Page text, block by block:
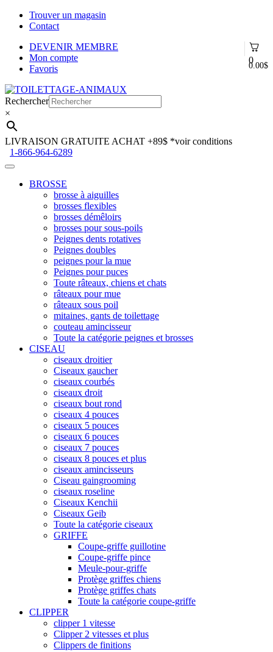
Trouver un magasin
Contact
0
0.00$
DEVENIR MEMBRE
Mon compte
Favoris
Aller
à
la
navigation
Aller
au
contenu
Rechercher
×
LIVRAISON GRATUITE ACHAT +89$ *voir conditions
1-866-964-6289
BROSSE
brosse à aiguilles
brosses flexibles
brosses démêloirs
brosses pour sous-poils
Peignes dents rotatives
Peignes doubles
peignes pour la mue
Peignes pour puces
Toute râteaux, chiens et chats
râteaux pour mue
râteaux sous poil
mitaines, gants de toilettage
couteau amincisseur
Toute la catégorie peignes et brosses
CISEAU
ciseaux droitier
Ciseaux gaucher
ciseaux courbés
ciseaux droit
ciseaux bout rond
ciseaux 4 pouces
ciseaux 5 pouces
ciseaux 6 pouces
ciseaux 7 pouces
ciseaux 8 pouces et plus
ciseaux amincisseurs
Ciseau gaingrooming
ciseaux roseline
Ciseaux Kenchii
Ciseaux Geib
Toute la catégorie ciseaux
GRIFFE
Coupe-griffe guillotine
Coupe-griffe pince
Meule-pour-griffe
Protège griffes chiens
Protège griffes chats
Toute la catégorie coupe-griffe
CLIPPER
clipper 1 vitesse
Clipper 2 vitesses et plus
Clippers de finitions